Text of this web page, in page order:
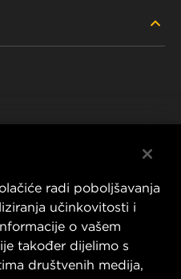
radi poboljšavanja
učinkovitosti i
o vašem
također dijelimo s
društvenih medija,